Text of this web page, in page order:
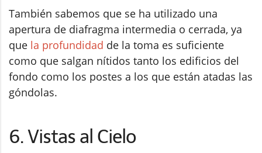
También sabemos que se ha utilizado una
apertura de diafragma intermedia o cerrada, ya
que la profundidad de la toma es suficiente
como que salgan nítidos tanto los edificios del
fondo como los postes a los que están atadas las
góndolas.
6. Vistas al Cielo